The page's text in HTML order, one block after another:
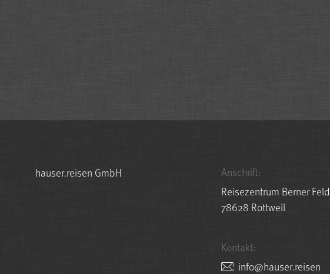
hauser.reisen GmbH
Anschrift:
Reisezentrum Berner Feld
78628 Rottweil
Kontakt:
nesier.resuah@ofni